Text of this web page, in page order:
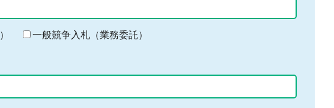
一般競争入札（業務委託）